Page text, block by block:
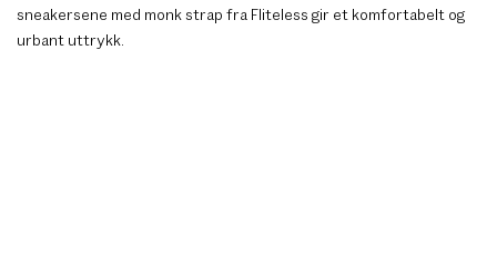
sneakersene med monk strap fra Fliteless gir et komfortabelt og
urbant uttrykk.